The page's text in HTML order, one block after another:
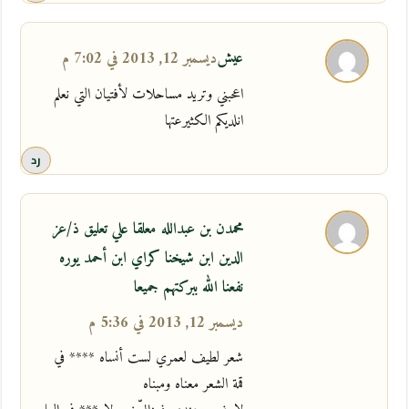
عيشديسمبر 12, 2013 في 7:02 م
اعحبني وتريد مساحلات ﻷفتيان التي نعلم
انلديكم الكثيرعتها
رد
محمدن بن عبدالله معلقا علي تعليق ذ/عز
الدين ابن شيخنا كراي ابن أحمد يوره
نفعنا الله ببركتهم جميعا
ديسمبر 12, 2013 في 5:36 م
شعر لطيف لعمري لست أنساه **** في
قمة الشعر معناه ومبناه